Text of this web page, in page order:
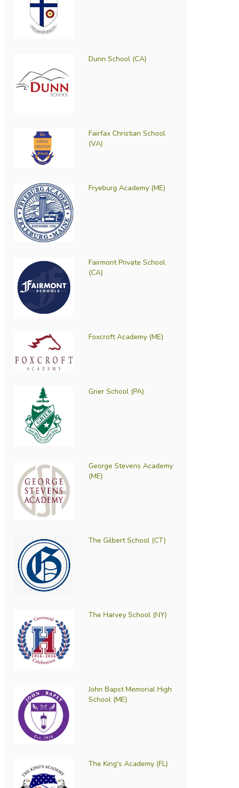
Dunn School (CA)
Fairfax Christian School
(VA)
Fryeburg Academy (ME)
Fairmont Private School
(CA)
Foxcroft Academy (ME)
Grier School (PA)
George Stevens Academy
(ME)
The Gilbert School (CT)
The Harvey School (NY)
John Bapst Memorial High
School (ME)
The King's Academy (FL)